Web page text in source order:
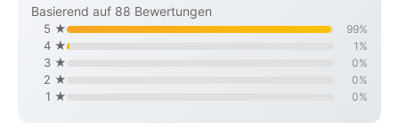
Basierend auf 88 Bewertungen
5 ★ 99%
4 ★ 1%
3 ★ 0%
2 ★ 0%
1 ★ 0%